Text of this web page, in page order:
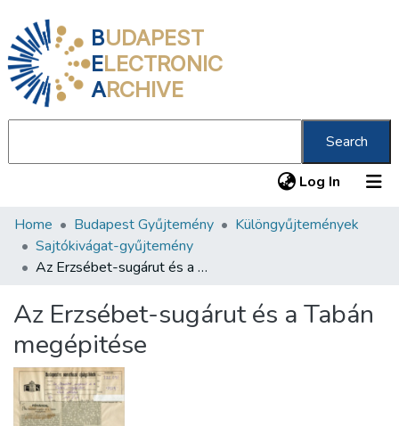
BUDAPEST
ELECTRONIC
ARCHIVE
Search
Log In (current)
Communities & Collections
All of DSpace
About us
Home Budapest Gyűjtemény
Különgyűjtemények
Sajtókivágat-gyűjtemény
Az Erzsébet-sugárut és a Tabán megépitése
Az Erzsébet-sugárut és a Tabán
megépitése